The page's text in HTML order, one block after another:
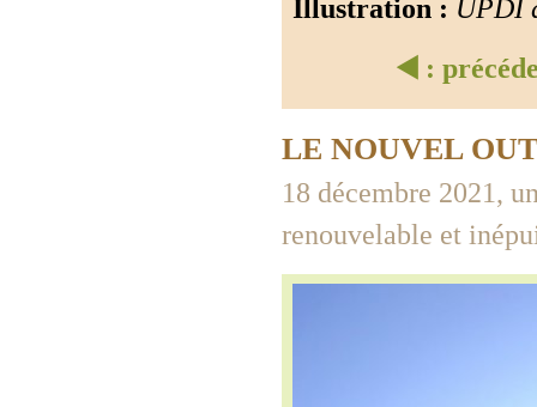
Illustration : UPDI
◀️ :
LE NOUVEL
18 décembre 2021,
renouvelable et